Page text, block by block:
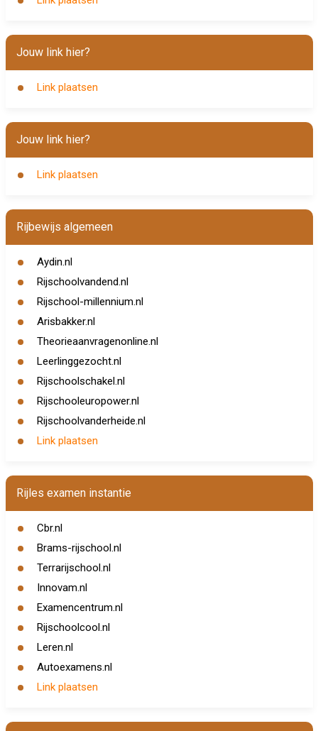
Jouw link hier?
Link plaatsen
Jouw link hier?
Link plaatsen
Rijbewijs algemeen
Aydin.nl
Rijschoolvandend.nl
Rijschool-millennium.nl
Arisbakker.nl
Theorieaanvragenonline.nl
Leerlinggezocht.nl
Rijschoolschakel.nl
Rijschooleuropower.nl
Rijschoolvanderheide.nl
Link plaatsen
Rijles examen instantie
Cbr.nl
Brams-rijschool.nl
Terrarijschool.nl
Innovam.nl
Examencentrum.nl
Rijschoolcool.nl
Leren.nl
Autoexamens.nl
Link plaatsen